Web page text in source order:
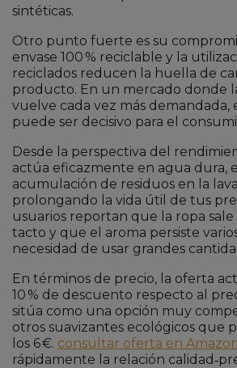
sintéticas.
Otro punto fuerte es su
envase 100 % reciclable y la
reciclados reducen la huella de
producto. En un mercado donde
vuelve cada vez más demandada,
puede ser decisivo para el
Desde la perspectiva del
actúa eficazmente en agua dura,
acumulación de residuos en la
prolongando la vida útil de tus
usuarios reportan que la ropa sale
tacto y que el aroma persiste
necesidad de usar grandes
En términos de precio, la oferta
10 % de descuento respecto al
sitúa como una opción muy
otros suavizantes ecológicos que
los 6 €. consultar oferta en
rápidamente la relación